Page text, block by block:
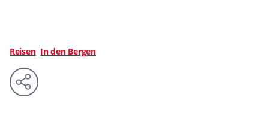
Reisen In den Bergen